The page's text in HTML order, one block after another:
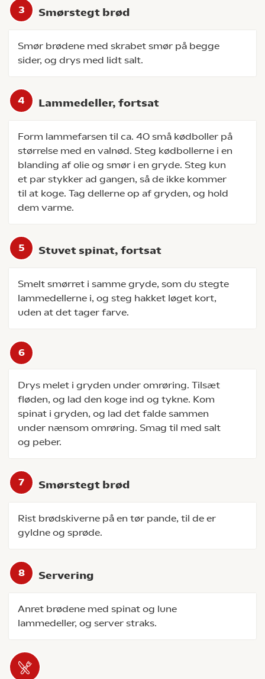
Smørstegt brød
Smør brødene med skrabet smør på begge
sider, og drys med lidt salt.
Lammedeller, fortsat
Form lammefarsen til ca. 40 små kødboller på
størrelse med en valnød. Steg kødbollerne i en
blanding af olie og smør i en gryde. Steg kun
et par stykker ad gangen, så de ikke kommer
til at koge. Tag dellerne op af gryden, og hold
dem varme.
Stuvet spinat, fortsat
Smelt smørret i samme gryde, som du stegte
lammedellerne i, og steg hakket løget kort,
uden at det tager farve.
Drys melet i gryden under omrøring. Tilsæt
fløden, og lad den koge ind og tykne. Kom
spinat i gryden, og lad det falde sammen
under nænsom omrøring. Smag til med salt
og peber.
Smørstegt brød
Rist brødskiverne på en tør pande, til de er
gyldne og sprøde.
Servering
Anret brødene med spinat og lune
lammedeller, og server straks.